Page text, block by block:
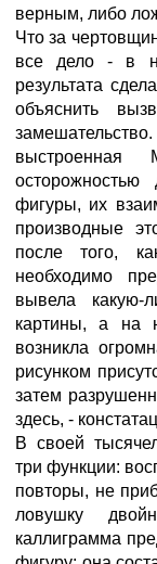
верным, либо
Что за
все дело - в
результата
объяснить
фигуры, их
производные
после того,
необходимо
вывела какую-
картины, а на
возникла
рисунком
затем
здесь, -
В своей
три функции:
повторы, не
ловушку
каллиграмма